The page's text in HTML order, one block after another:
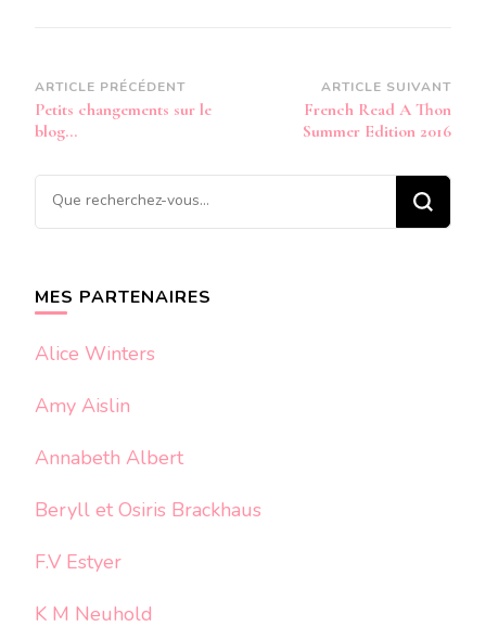
Navigation
d’article
ARTICLE PRÉCÉDENT
Petits changements sur le
blog…
ARTICLE SUIVANT
French Read A Thon
Summer Edition 2016
Vous
recherchiez
MES PARTENAIRES
Alice Winters
Amy Aislin
Annabeth Albert
Beryll et Osiris Brackhaus
F.V Estyer
K M Neuhold